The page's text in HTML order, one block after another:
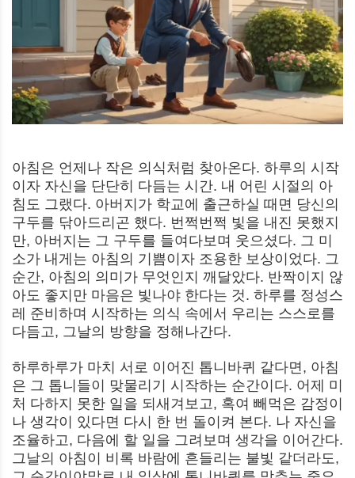
아침은 언제나 작은 의식처럼 찾아온다. 하루의 시작
이자 자신을 단단히 다듬는 시간. 내 어린 시절의 아
침도 그랬다. 아버지가 학교에 출근하실 때면 당신의
구두를 닦아드리곤 했다. 번쩍번쩍 빛을 내진 못했지
만, 아버지는 그 구두를 들여다보며 웃으셨다. 그 미
소가 내게는 아침의 기쁨이자 조용한 보상이었다. 그
순간, 아침의 의미가 무엇인지 깨달았다. 반짝이지 않
아도 좋지만 마음은 빛나야 한다는 것. 하루를 정성스
레 준비하며 시작하는 의식 속에서 우리는 스스로를
다듬고, 그날의 방향을 정해나간다.
하루하루가 마치 서로 이어진 톱니바퀴 같다면, 아침
은 그 톱니들이 맞물리기 시작하는 순간이다. 어제 미
처 다하지 못한 일을 되새겨보고, 혹여 빼먹은 감정이
나 생각이 있다면 다시 한 번 돌이켜 본다. 나 자신을
조율하고, 다음에 할 일을 그려보며 생각을 이어간다.
그날의 아침이 비록 바람에 흔들리는 불빛 같더라도,